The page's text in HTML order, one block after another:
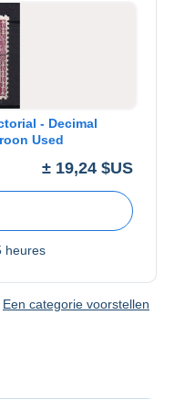
Currency SG79 1R Black & maroon Used
± 19,24 $US
heures
Een categorie voorstellen